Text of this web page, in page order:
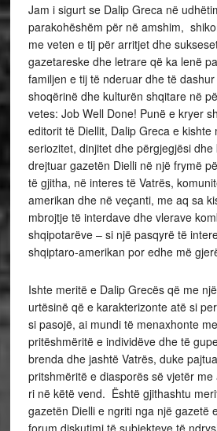
Jam i sigurt se Dalip Greca në
parakohëshëm për në amshim,
me veten e tij për arritjet dhe
gazetareske dhe letrare që ka lenë
familjen e tij të nderuar dhe të
shoqërinë dhe kulturën shqitare në
vetes: Job Well Done! Punë e kryer
editorit të Diellit, Dalip Greca e kishte
seriozitet, dinjitet dhe përgjegjësi
drejtuar gazetën Dielli në një frymë
të gjitha, në interes të Vatrës,
amerikan dhe në veçanti, me aq sa
mbrojtje të interdave dhe vlerave
shqipotarëve – si një pasqyrë të
shqiptaro-amerikan por edhe më
Ishte meritë e Dalip Grecës që me
urtësinë që e karakterizonte atë si
si pasojë, ai mundi të menaxhonte
pritëshmëritë e individëve dhe të
brenda dhe jashtë Vatrës, duke
pritshmëritë e diasporës së vjetër
ri në këtë vend. Është gjithashtu
gazetën Dielli e ngriti nga një gazetë
forum diskutimi të subjekteve të